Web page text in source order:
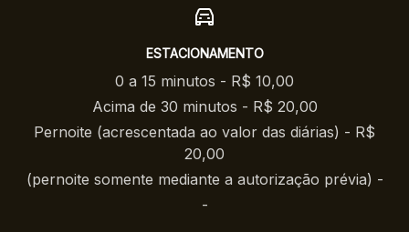
ESTACIONAMENTO
0 a 15 minutos - R$ 10,00
Acima de 30 minutos - R$ 20,00
Pernoite (acrescentada ao valor das diárias) - R$
20,00
(pernoite somente mediante a autorização prévia) -
-